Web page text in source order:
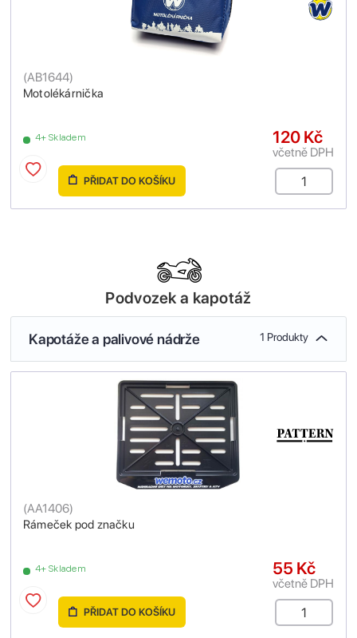
Motolékárnička
(AB1644)
4+ Skladem 120 Kč
včetně DPH
PŘIDAT DO KOŠÍKU
Podvozek a kapotáž
Kapotáže a palivové nádrže 1 Produkty
Rámeček pod značku
(AA1406)
4+ Skladem 55 Kč
včetně DPH
PŘIDAT DO KOŠÍKU